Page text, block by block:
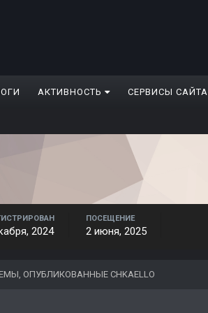
АКТИВНОСТЬ СЕРВИСЫ САЙТА
2024
ПОСЕЩЕНИЕ
2 июня, 2025
ОПУБЛИКОВАННЫЕ CHKAELLO